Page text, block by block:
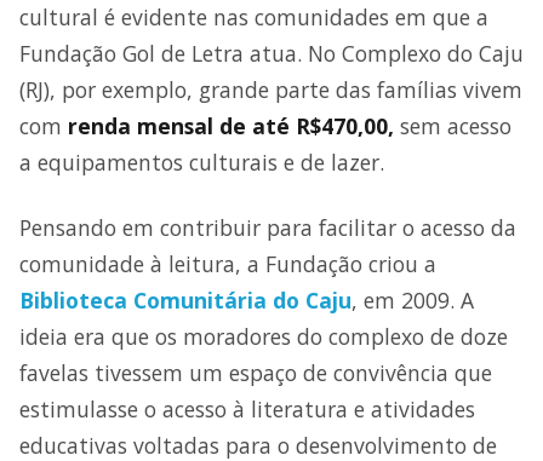
cultural é evidente nas comunidades em que a
Fundação Gol de Letra atua. No Complexo do Caju
(RJ), por exemplo, grande parte das famílias vivem
com renda mensal de até R$470,00, sem acesso
a equipamentos culturais e de lazer.
Pensando em contribuir para facilitar o acesso da
comunidade à leitura, a Fundação criou a
Biblioteca Comunitária do Caju, em 2009. A
ideia era que os moradores do complexo de doze
favelas tivessem um espaço de convivência que
estimulasse o acesso à literatura e atividades
educativas voltadas para o desenvolvimento de